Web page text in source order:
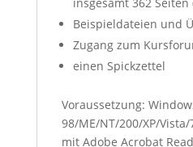
Beispieldateien und
Zugang zum
einen Spickzettel
Voraussetzung:
98/ME/NT/200/XP/
mit Adobe Acrobat